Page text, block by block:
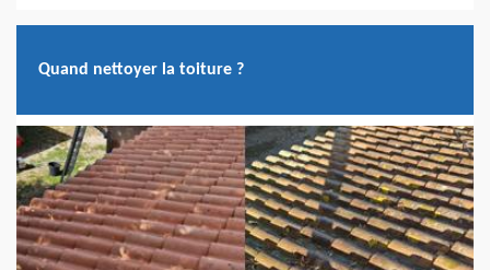
Quand nettoyer la toiture ?